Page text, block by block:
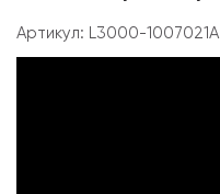
Артикул: L3000-1007021A